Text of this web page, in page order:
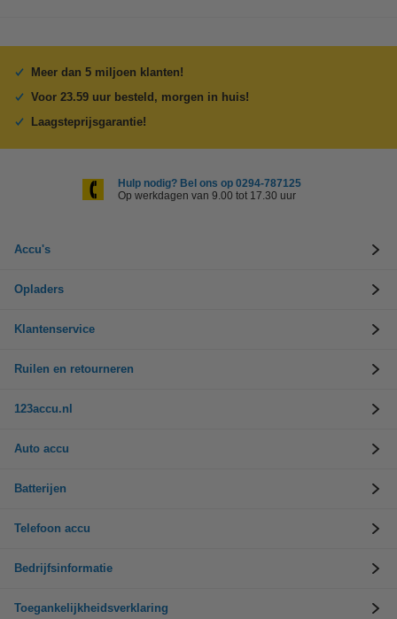
Meer dan 5 miljoen klanten!
Voor 23.59 uur besteld, morgen in huis!
Laagsteprijsgarantie!
Hulp nodig? Bel ons op 0294-787125
Op werkdagen van 9.00 tot 17.30 uur
Accu's
Opladers
Klantenservice
Ruilen en retourneren
123accu.nl
Auto accu
Batterijen
Telefoon accu
Bedrijfsinformatie
Toegankelijkheidsverklaring